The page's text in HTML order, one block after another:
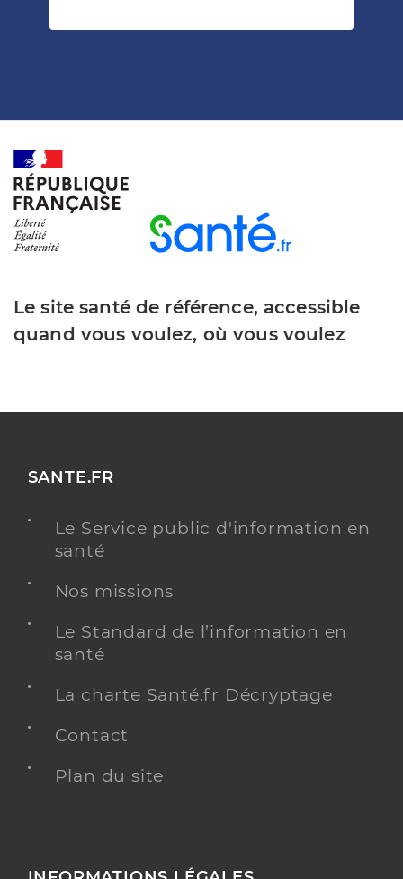
Le site santé de référence, accessible
quand vous voulez, où vous voulez
SANTE.FR
Le Service public d'information en
santé
Nos missions
Le Standard de l’information en
santé
La charte Santé.fr Décryptage
Contact
Plan du site